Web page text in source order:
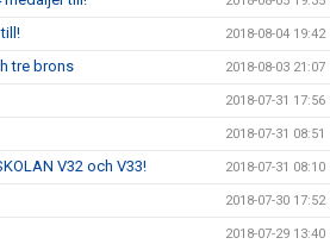
2018-08-04 19:42
tre brons 2018-08-03 21:07
2018-07-31 17:56
2018-07-31 08:51
V32 och V33! 2018-07-31 08:10
2018-07-30 17:52
2018-07-29 13:40